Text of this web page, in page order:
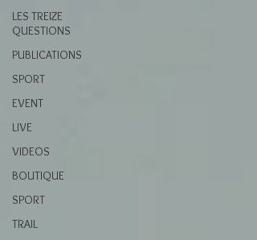
LES TREIZE
QUESTIONS
PUBLICATIONS
SPORT
EVENT
LIVE
VIDEOS
BOUTIQUE
SPORT
TRAIL